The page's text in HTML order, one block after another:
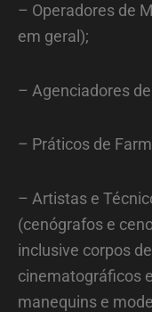
– Operadores de
em geral);
– Agenciadores
– Práticos de
– Artistas e
(cenógrafos e
inclusive corpos
cinematográficos
manequins e